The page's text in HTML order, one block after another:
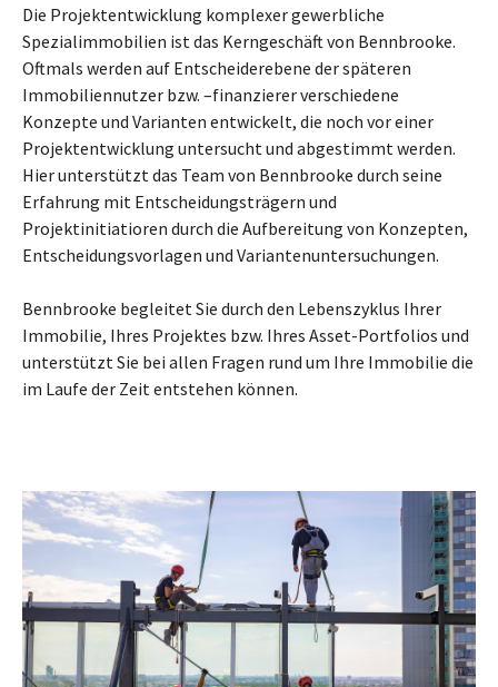
Die Projektentwicklung komplexer gewerbliche
Spezialimmobilien ist das Kerngeschäft von Bennbrooke.
Oftmals werden auf Entscheiderebene der späteren
Immobiliennutzer bzw. –finanzierer verschiedene
Konzepte und Varianten entwickelt, die noch vor einer
Projektentwicklung untersucht und abgestimmt werden.
Hier unterstützt das Team von Bennbrooke durch seine
Erfahrung mit Entscheidungsträgern und
Projektinitiatioren durch die Aufbereitung von Konzepten,
Entscheidungsvorlagen und Variantenuntersuchungen.
Bennbrooke begleitet Sie durch den Lebenszyklus Ihrer
Immobilie, Ihres Projektes bzw. Ihres Asset-Portfolios und
unterstützt Sie bei allen Fragen rund um Ihre Immobilie die
im Laufe der Zeit entstehen können.